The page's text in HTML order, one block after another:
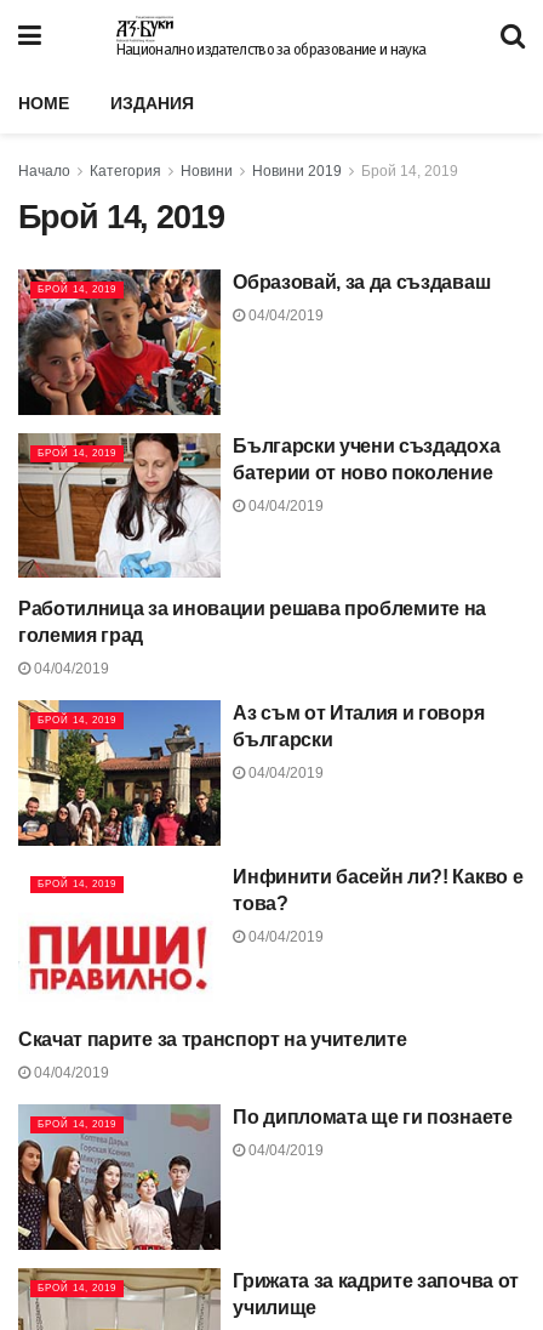
Национално издателство за образование и наука
HOME ИЗДАНИЯ
Начало Категория Новини Новини 2019 Брой 14, 2019
Брой 14, 2019
БРОЙ 14, 2019 Образовай, за да създаваш
04/04/2019
БРОЙ 14, 2019
Български учени създадоха
батерии от ново поколение
04/04/2019
БРОЙ 14, 2019
Работилница за иновации решава проблемите на
големия град
04/04/2019
БРОЙ 14, 2019
Аз съм от Италия и говоря
български
04/04/2019
БРОЙ 14, 2019
Инфинити басейн ли?! Какво е
това?
04/04/2019
БРОЙ 14, 2019
Скачат парите за транспорт на учителите
04/04/2019
БРОЙ 14, 2019 По дипломата ще ги познаете
04/04/2019
БРОЙ 14, 2019
Грижата за кадрите започва от
училище